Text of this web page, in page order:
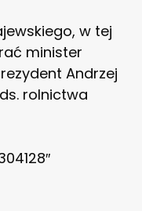
w tej
minister
Andrzej
rolnictwa